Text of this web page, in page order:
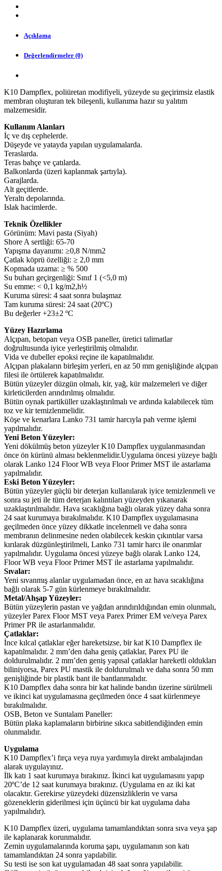
Açıklama
Değerlendirmeler (0)
K10 Dampflex, poliüretan modifiyeli, yüzeyde su geçirimsiz elastik
membran oluşturan tek bileşenli, kullanıma hazır su yalıtım
malzemesidir.
Kullanım Alanları
İç ve dış cephelerde.
Düşeyde ve yatayda yapılan uygulamalarda.
Teraslarda.
Teras bahçe ve çatılarda.
Balkonlarda (üzeri kaplanmak şartıyla).
Garajlarda.
Alt geçitlerde.
Yeraltı depolarında.
Islak hacimlerde.
Teknik Özellikler
Görünüm: Mavi pasta (Siyah)
Shore A sertliği: 65-70
Yapışma dayanımı: ≥0,8 N/mm2
Çatlak köprü özelliği: ≥ 2,0 mm
Kopmada uzama: ≥ % 500
Su buharı geçirgenliği: Sınıf 1 (<5,0 m)
Su emme: < 0,1 kg/m2,h½
Kuruma süresi: 4 saat sonra bulaşmaz
Tam kuruma süresi: 24 saat (20ºC)
Bu değerler +23±2 ºC
Yüzey Hazırlama
Alçıpan, betopan veya OSB paneller, üretici talimatlar
doğrultusunda iyice yerleştirilmiş olmalıdır.
Vida ve dubeller epoksi reçine ile kapatılmalıdır.
Alçıpan plakaların birleşim yerleri, en az 50 mm genişliğinde alçıpan
filesi ile örtülerek kapatılmalıdır.
Bütün yüzeyler düzgün olmalı, kir, yağ, kür malzemeleri ve diğer
kirleticilerden arındırılmış olmalıdır.
Bütün oynak partiküller uzaklaştırılmalı ve ardında kalabilecek tüm
toz ve kir temizlenmelidir.
Köşe ve kenarlara Lanko 731 tamir harcıyla pah verme işlemi
yapılmalıdır.
Yeni Beton Yüzeyler:
Yeni dökülmüş beton yüzeyler K10 Dampflex uygulanmasından
önce ön kürünü alması beklenmelidir.Uygulama öncesi yüzeye bağlı
olarak Lanko 124 Floor WB veya Floor Primer MST ile astarlama
yapılmalıdır.
Eski Beton Yüzeyler:
Bütün yüzeyler güçlü bir deterjan kullanılarak iyice temizlenmeli ve
sonra su jeti ile tüm deterjan kalıntıları yüzeyden yıkanarak
uzaklaştırılmalıdır. Hava sıcaklığına bağlı olarak yüzey daha sonra
24 saat kurumaya bırakılmalıdır. K10 Dampflex uygulamasına
geçilmeden önce yüzey dikkatle incelenmeli ve daha sonra
membranın delinmesine neden olabilecek keskin çıkıntılar varsa
kırılarak düzgünleştirilmeli, Lanko 731 tamir harcı ile onarımlar
yapılmalıdır. Uygulama öncesi yüzeye bağlı olarak Lanko 124,
Floor WB veya Floor Primer MST ile astarlama yapılmalıdır.
Sıvalar:
Yeni sıvanmış alanlar uygulamadan önce, en az hava sıcaklığına
bağlı olarak 5-7 gün kürlenmeye bırakılmalıdır.
Metal/Ahşap Yüzeyler:
Bütün yüzeylerin pastan ve yağdan arındırıldığından emin olunmalı,
yüzeyler Parex Floor MST veya Parex Primer EM ve/veya Parex
Primer PR ile astarlanmalıdır.
Çatlaklar:
İnce kılcal çatlaklar eğer hareketsizse, bir kat K10 Dampflex ile
kapatılmalıdır. 2 mm’den daha geniş çatlaklar, Parex PU ile
doldurulmalıdır. 2 mm’den geniş yapısal çatlaklar hareketli oldukları
biliniyorsa, Parex PU mastik ile doldurulmalı ve daha sonra 50 mm
genişliğinde bir plastik bant ile bantlanmalıdır.
K10 Dampflex daha sonra bir kat halinde bandın üzerine sürülmeli
ve ikinci kat uygulamasına geçilmeden önce 4 saat kürlenmeye
bırakılmalıdır.
OSB, Beton ve Suntalam Paneller:
Bütün plaka kaplamaların birbirine sıkıca sabitlendiğinden emin
olunmalıdır.
Uygulama
K10 Dampflex’i fırça veya ruya yardımıyla direkt ambalajından
alarak uygulayınız.
İlk katı 1 saat kurumaya bırakınız. İkinci kat uygulamasını yapıp
20ºC’de 12 saat kurumaya bırakınız. (Uygulama en az iki kat
olacaktır. Gerekirse yüzeydeki düzensizliklerin ve varsa
gözeneklerin giderilmesi için üçüncü bir kat uygulama daha
yapılmalıdır).
K10 Dampflex üzeri, uygulama tamamlandıktan sonra sıva veya şap
ile kaplanarak korunmalıdır.
Zemin uygulamalarında koruma şapı, uygulamanın son katı
tamamlandıktan 24 sonra yapılabilir.
Su testi ise son kat uygulamadan 48 saat sonra yapılabilir.